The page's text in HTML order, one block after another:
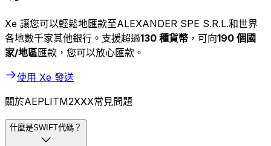
Xe 讓您可以輕鬆地匯款至ALEXANDER SPE S.R.L.和世界
各地數千家其他銀行。支援超過130 種貨幣 ，可向190 個國
家/地區匯款，您可以放心匯款。
使用 Xe 發送
關於AEPLITM2XXX常見問題
什麼是SWIFT代碼？